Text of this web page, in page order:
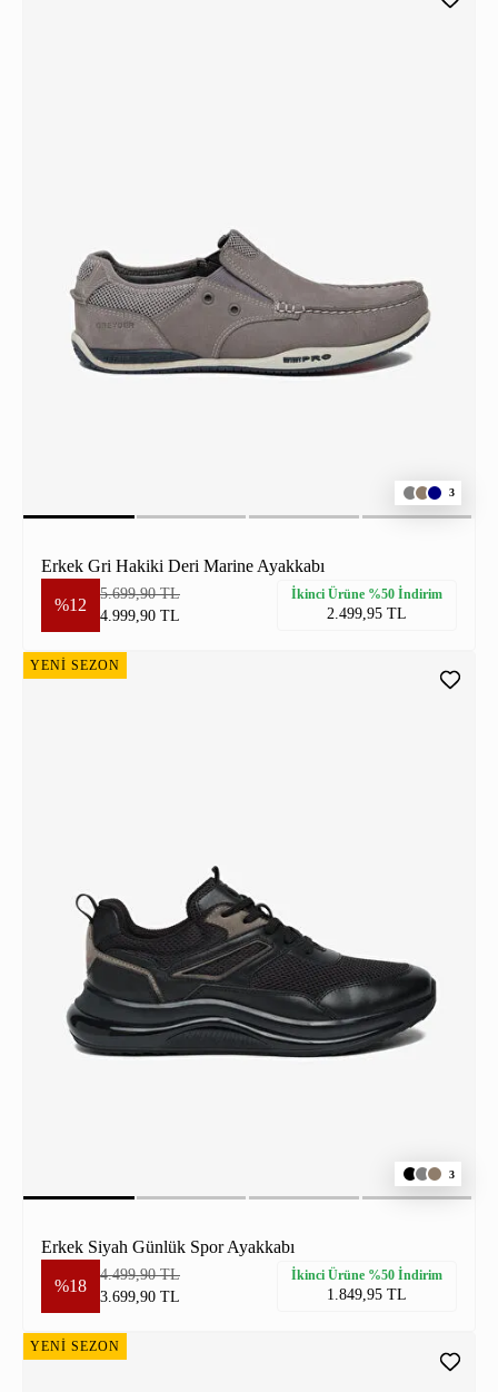
3
Erkek Gri Hakiki Deri Marine Ayakkabı
%12
5.699,90 TL
4.999,90 TL
İkinci Ürüne %50 İndirim
2.499,95 TL
YENİ SEZON
3
Erkek Siyah Günlük Spor Ayakkabı
%18
4.499,90 TL
3.699,90 TL
İkinci Ürüne %50 İndirim
1.849,95 TL
YENİ SEZON